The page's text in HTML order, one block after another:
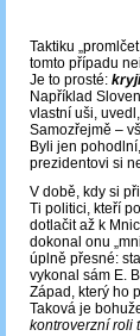
Taktiku
tomto případu
Je to prosté:
Například
vlastní uši,
Samozřejmě –
Byli jen
prezidentovi si
V době, kdy si
Ti politici, kteří
dotlačit až k
dokonal onu
úplně přesné:
vykonal sám E.
Západ, který ho
Taková je
kontroverzní roli